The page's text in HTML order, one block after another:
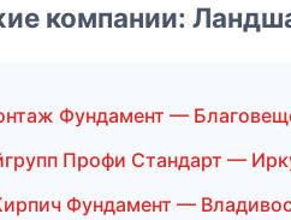
компании:
Фундамент —
Профи Стандарт —
Фундамент —